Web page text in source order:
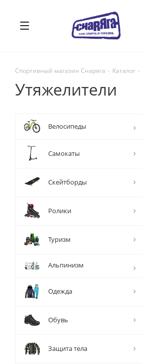
Спортивный магазин Снаряга - Каталог -
Утяжелители
Велосипеды
Самокаты
Скейтборды
Ролики
Туризм
Альпинизм
Одежда
Обувь
Защита тела